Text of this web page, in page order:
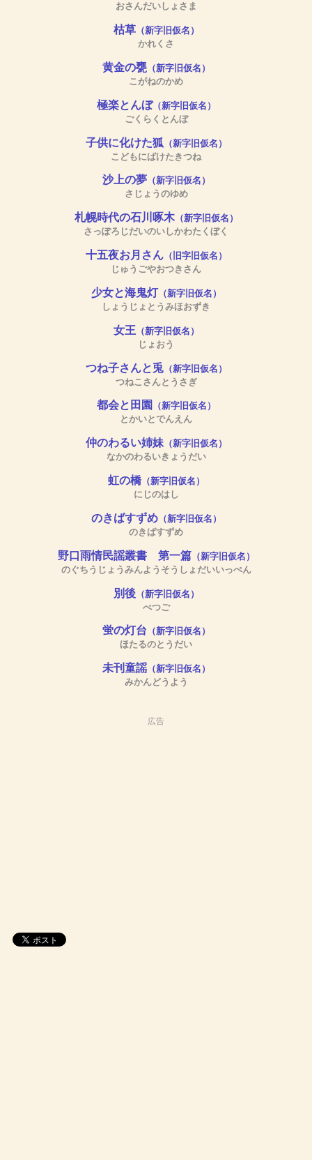
おさんだいしょさま
枯草（新字旧仮名）
かれくさ
黄金の甕（新字旧仮名）
こがねのかめ
極楽とんぼ（新字旧仮名）
ごくらくとんぼ
子供に化けた狐 （新字旧仮名）
こどもにばけたきつね
沙上の夢（新字旧仮名）
さじょうのゆめ
札幌時代の石川啄木（新字旧仮名）
さっぽろじだいのいしかわたくぼく
十五夜お月さん（旧字旧仮名）
じゅうごやおつきさん
少女と海鬼灯 （新字旧仮名）
しょうじょとうみほおずき
女王 （新字旧仮名）
じょおう
つね子さんと兎（新字旧仮名）
つねこさんとうさぎ
都会と田園 （新字旧仮名）
とかいとでんえん
仲のわるい姉妹（新字旧仮名）
なかのわるいきょうだい
虹の橋（新字旧仮名）
にじのはし
のきばすずめ（新字旧仮名）
のきばすずめ
野口雨情民謡叢書 第一篇 （新字旧仮名）
のぐちうじょうみんようそうしょだいいっぺん
別後（新字旧仮名）
べつご
蛍の灯台 （新字旧仮名）
ほたるのとうだい
未刊童謡（新字旧仮名）
みかんどうよう
広告